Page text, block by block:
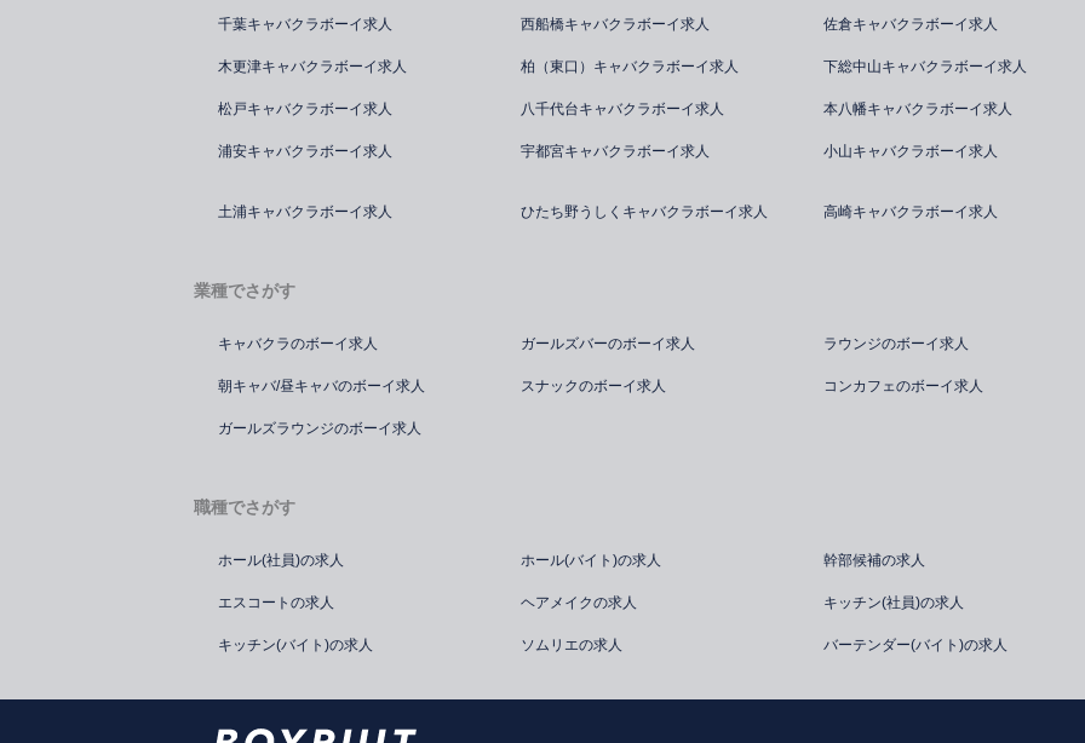
千葉キャバクラボーイ求人 西船橋キャバクラボーイ求人 佐倉キャバクラボーイ求人
木更津キャバクラボーイ求人 柏（東口）キャバクラボーイ求人 下総中山キャバクラボーイ求人
松戸キャバクラボーイ求人 八千代台キャバクラボーイ求人 本八幡キャバクラボーイ求人
浦安キャバクラボーイ求人 宇都宮キャバクラボーイ求人 小山キャバクラボーイ求人
土浦キャバクラボーイ求人 ひたち野うしくキャバクラボーイ求人 高崎キャバクラボーイ求人
業種でさがす
キャバクラのボーイ求人 ガールズバーのボーイ求人 ラウンジのボーイ求人
朝キャバ/昼キャバのボーイ求人 スナックのボーイ求人 コンカフェのボーイ求人
ガールズラウンジのボーイ求人
職種でさがす
ホール(社員)の求人 ホール(バイト)の求人 幹部候補の求人
エスコートの求人 ヘアメイクの求人 キッチン(社員)の求人
キッチン(バイト)の求人 ソムリエの求人 バーテンダー(バイト)の求人